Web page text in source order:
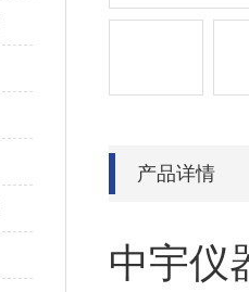
产品详情
中宇仪